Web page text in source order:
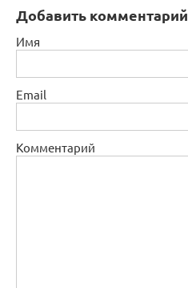
Добавить комментарий
Имя
Email
Комментарий